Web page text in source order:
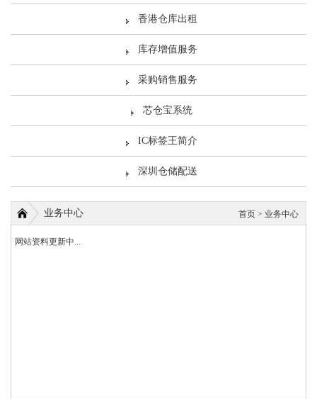
香港仓库出租
库存增值服务
采购销售服务
芯仓宝系统
IC标签王简介
深圳仓储配送
业务中心 首页 > 业务中心
网站资料更新中...